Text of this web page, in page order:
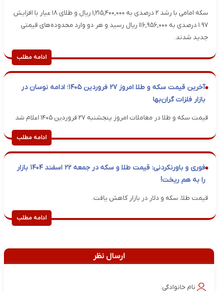
سکه امامی با رشد ۲ درصدی به ۱,۲۱۵,۴۰۰,۰۰۰ ریال و طلای ۱۸ عیار با افزایش
۱.۹۷ درصدی به ۱۱۶,۹۵۶,۰۰۰ ریال رسید و هر دو وارد محدوده‌های قیمتی
جدید شدند.
ادامه مطلب
آخرین قیمت سکه و طلا امروز ۲۷ فروردین ۱۴۰۵؛ ادامه نوسان در
بازار فلزات گران‌بها
قیمت سکه و طلا در معاملات امروز پنجشنبه ۲۷ فروردین ۱۴۰۵ اعلام شد
ادامه مطلب
فوری و باورنکردنی: قیمت طلا و سکه در جمعه ۲۲ اسفند ۱۴۰۴ بازار
را به هم ریخت!
قیمت طلا، سکه و دلار در بازار کاهش یافت.
ادامه مطلب
ارسال نظر
نام خانوادگی: